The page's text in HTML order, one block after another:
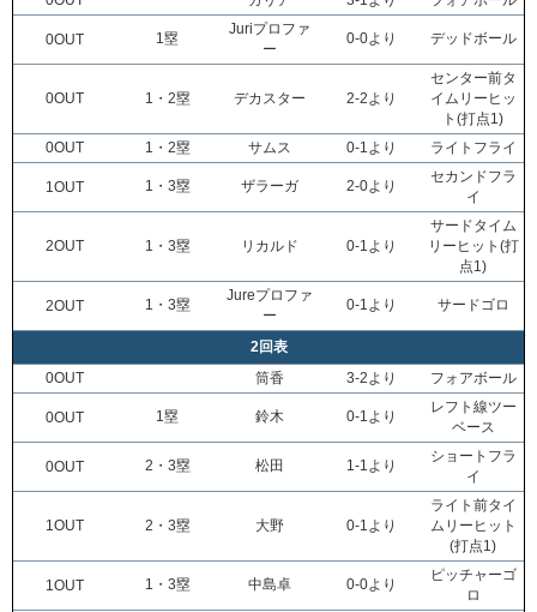
0OUT 1塁
Juriプロファ
ー
0-0より デッドボール
0OUT 1・2塁 デカスター 2-2より
センター前タ
イムリーヒッ
ト(打点1)
0OUT
1・2塁 サムス 0-1より ライトフライ
1OUT 1・3塁 ザラーガ 2-0より
セカンドフラ
イ
2OUT 1・3塁 リカルド 0-1より
サードタイム
リーヒット(打
点1)
2OUT 1・3塁
Jureプロファ
ー
0-1より サードゴロ
2回表
0OUT
筒香 3-2より フォアボール
0OUT 1塁 鈴木 0-1より
レフト線ツー
ベース
0OUT 2・3塁 松田 1-1より
ショートフラ
イ
1OUT 2・3塁 大野 0-1より
ライト前タイ
ムリーヒット
(打点1)
1OUT 1・3塁 中島卓 0-0より
ピッチャーゴ
ロ